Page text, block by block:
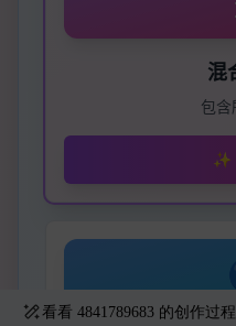
看看 4841789683 的创作过程